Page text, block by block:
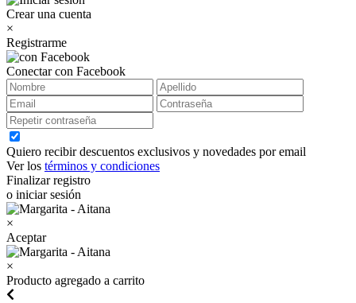
Crear una cuenta
×
Registrarme
Conectar con Facebook
Quiero recibir descuentos exclusivos y novedades por email
Ver los términos y condiciones
Finalizar registro
o iniciar sesión
×
Aceptar
×
Producto agregado a carrito